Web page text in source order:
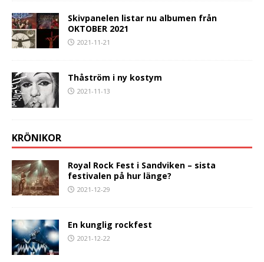
Skivpanelen listar nu albumen från
OKTOBER 2021
2021-11-21
Thåström i ny kostym
2021-11-13
KRÖNIKOR
Royal Rock Fest i Sandviken – sista
festivalen på hur länge?
2021-12-29
En kunglig rockfest
2021-12-22